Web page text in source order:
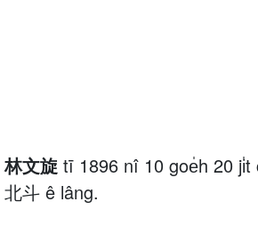
林文旋 tī 1896 nî 10 goe̍h 20
北斗 ê lâng.